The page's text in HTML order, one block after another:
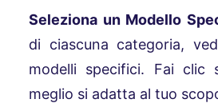
Seleziona un Modello
di ciascuna categoria,
modelli specifici. Fai clic
meglio si adatta al tuo